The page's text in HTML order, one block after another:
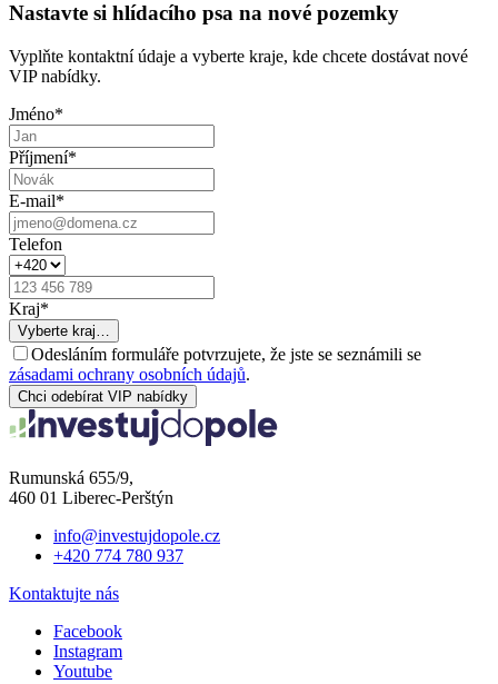
Nastavte si hlídacího psa na nové pozemky
Vyplňte kontaktní údaje a vyberte kraje, kde chcete dostávat nové
VIP nabídky.
Jméno*
Příjmení*
E-mail*
Telefon
Kraj*
Vyberte kraj…
Odesláním formuláře potvrzujete, že jste se seznámili se
zásadami ochrany osobních údajů.
Chci odebírat VIP nabídky
Rumunská 655/9,
460 01 Liberec-Perštýn
info@investujdopole.cz
+420 774 780 937
Kontaktujte nás
Facebook
Instagram
Youtube